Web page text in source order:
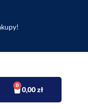
0,00zł
0